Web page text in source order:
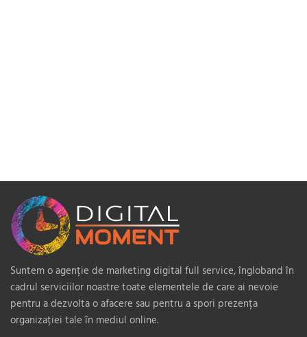
Suntem o agenție de marketing digital full service, îngloband în
cadrul serviciilor noastre toate elementele de care ai nevoie
pentru a dezvolta o afacere sau pentru a spori prezența
organizației tale în mediul online.